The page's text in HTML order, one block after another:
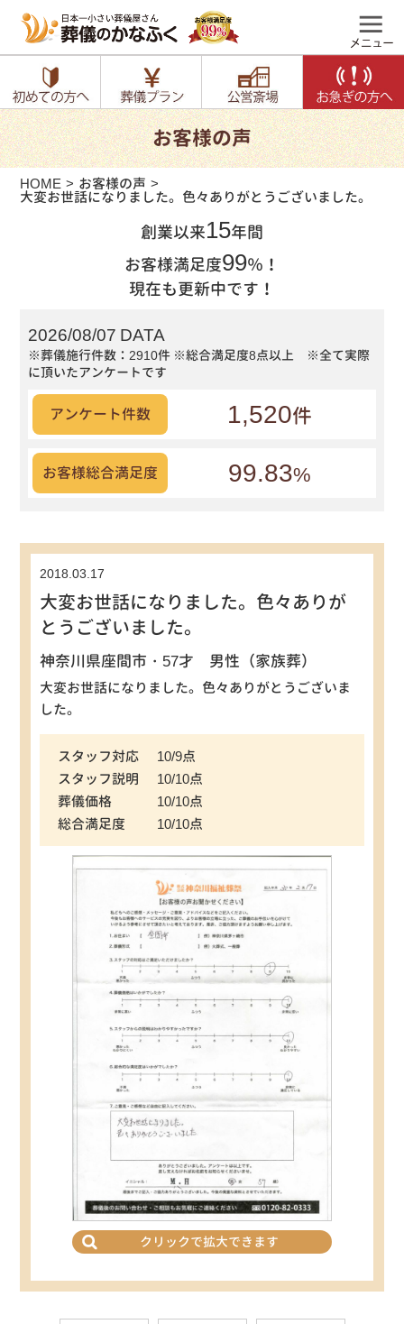
お客様の声
HOME お客様の声
大変お世話になりました。色々ありがとうございました。
創業以来15年間
お客様満足度99％！
現在も更新中です！
2026/08/07 DATA
※葬儀施行件数：2910件 ※総合満足度8点以上 ※全て実際
に頂いたアンケートです
アンケート件数 1,520件
お客様総合満足度 99.83%
2018.03.17
大変お世話になりました。色々ありが
とうございました。
神奈川県座間市・57才 男性（家族葬）
大変お世話になりました。色々ありがとうございま
した。
スタッフ対応
10/9点
スタッフ説明
10/10点
葬儀価格
10/10点
総合満足度
10/10点
クリックで拡大できます